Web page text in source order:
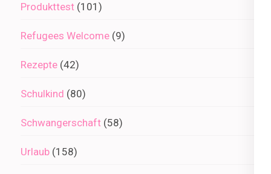
Produkttest (101)
Refugees Welcome (9)
Rezepte (42)
Schulkind (80)
Schwangerschaft (58)
Urlaub (158)